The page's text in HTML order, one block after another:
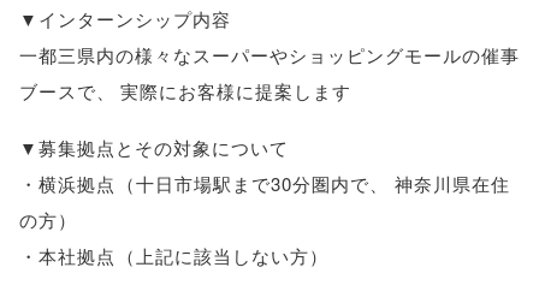
▼インターンシップ内容
一都三県内の様々なスーパーやショッピングモールの催事
ブースで、 実際にお客様に提案します
▼募集拠点とその対象について
・横浜拠点 （十日市場駅まで30分圏内で、
神奈川県在住
の方）
・本社拠点 （上記に該当しない方）